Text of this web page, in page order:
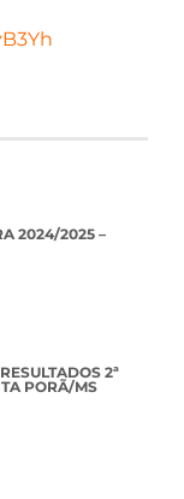
2024/2025 –
2ª
PORÃ/MS